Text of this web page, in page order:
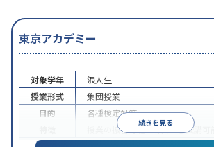
東京アカデミー
続きを見る
対象学年
浪人生
授業形式
集団授業
目的
各種検定対策
授業の振替可能1科目から受講可能